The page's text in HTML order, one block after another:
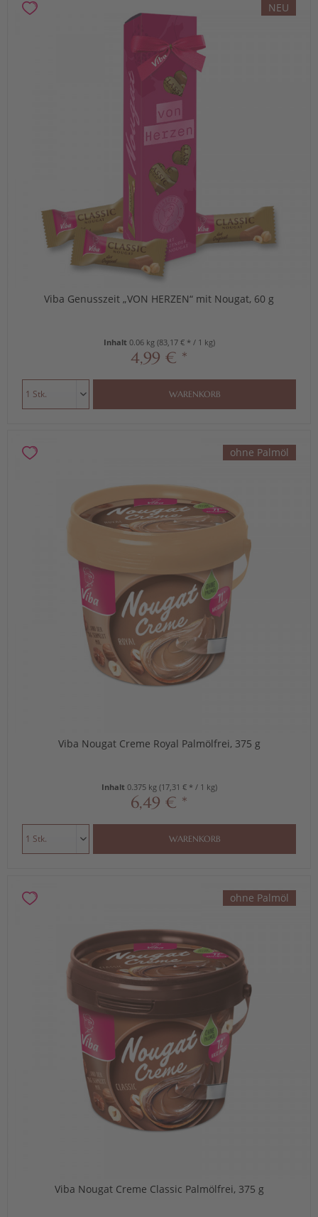
NEU
Viba Genusszeit „VON HERZEN“ mit Nougat, 60 g
Inhalt 0.06 kg (83,17 € * / 1 kg)
4,99 € *
WARENKORB
ohne Palmöl
Viba Nougat Creme Royal Palmölfrei, 375 g
Inhalt 0.375 kg (17,31 € * / 1 kg)
6,49 € *
WARENKORB
ohne Palmöl
Viba Nougat Creme Classic Palmölfrei, 375 g